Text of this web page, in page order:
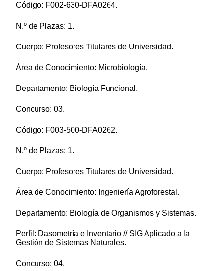
Código: F002-630-DFA0264.
N.º de Plazas: 1.
Cuerpo: Profesores Titulares de Universidad.
Área de Conocimiento: Microbiología.
Departamento: Biología Funcional.
Concurso: 03.
Código: F003-500-DFA0262.
N.º de Plazas: 1.
Cuerpo: Profesores Titulares de Universidad.
Área de Conocimiento: Ingeniería Agroforestal.
Departamento: Biología de Organismos y Sistemas.
Perfil: Dasometría e Inventario // SIG Aplicado a la
Gestión de Sistemas Naturales.
Concurso: 04.